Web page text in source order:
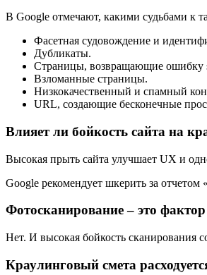
В Google отмечают, какими судьбами к
Фасетная судовождение и
Дубликаты.
Страницы, возвращающие ошибку
Взломанные страницы.
Низкокачественный и спамный
URL, создающие бесконечные
Влияет ли бойкость сайта на
Высокая прыть сайта улучшает UX и
Google рекомендует шкерить за
Фотосканирование – это
Нет. И высокая бойкость сканирования
Краулинговый смета